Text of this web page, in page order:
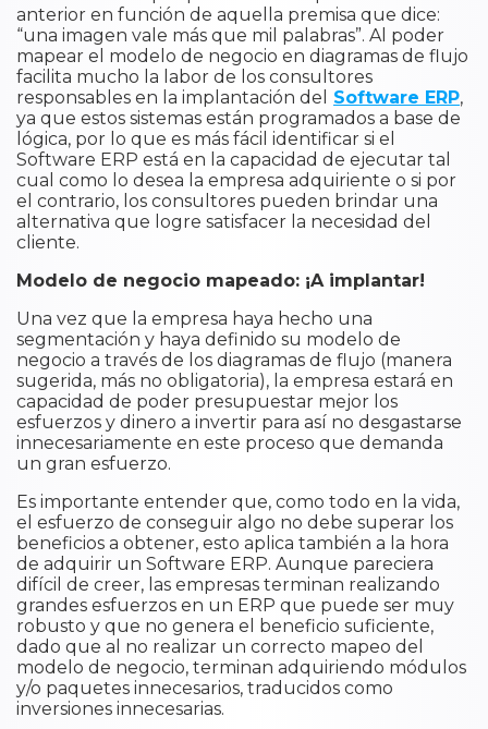
anterior en función de aquella premisa que dice:
“una imagen vale más que mil palabras”. Al poder
mapear el modelo de negocio en diagramas de flujo
facilita mucho la labor de los consultores
responsables en la implantación del
Software ERP,
ya que estos sistemas están programados a base de
lógica, por lo que es más fácil identificar si el
Software ERP está en la capacidad de ejecutar tal
cual como lo desea la empresa adquiriente o si por
el contrario, los consultores pueden brindar una
alternativa que logre satisfacer la necesidad del
cliente.
Modelo de negocio mapeado: ¡A implantar!
Una vez que la empresa haya hecho una
segmentación y haya definido su modelo de
negocio a través de los diagramas de flujo (manera
sugerida, más no obligatoria), la empresa estará en
capacidad de poder presupuestar mejor los
esfuerzos y dinero a invertir para así no desgastarse
innecesariamente en este proceso que demanda
un gran esfuerzo.
Es importante entender que, como todo en la vida,
el esfuerzo de conseguir algo no debe superar los
beneficios a obtener, esto aplica también a la hora
de adquirir un Software ERP. Aunque pareciera
difícil de creer, las empresas terminan realizando
grandes esfuerzos en un ERP que puede ser muy
robusto y que no genera el beneficio suficiente,
dado que al no realizar un correcto mapeo del
modelo de negocio, terminan adquiriendo módulos
y/o paquetes innecesarios, traducidos como
inversiones innecesarias.